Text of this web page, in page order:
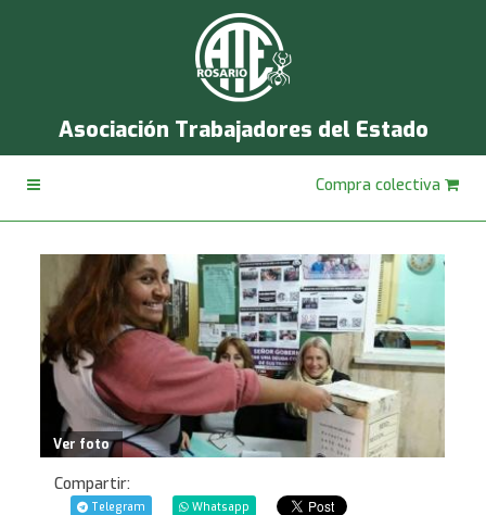
Asociación Trabajadores del Estado
Compra colectiva
Ver foto
Compartir:
Telegram Whatsapp